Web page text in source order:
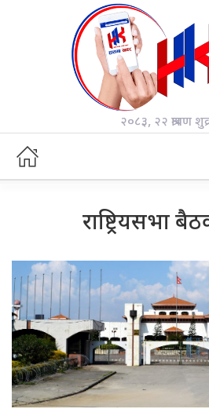
२०८३, २२ श्रावण
राष्ट्रियसभा